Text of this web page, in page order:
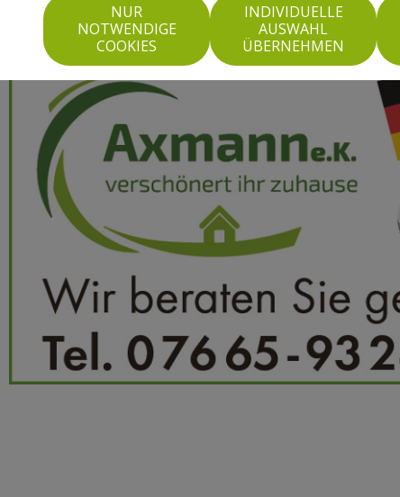
NUR
NOTWENDIGE
COOKIES
INDIVIDUELLE
AUSWAHL
ÜBERNEHMEN